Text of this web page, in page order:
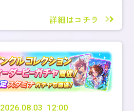
詳細はコチラ
2026.08.03 12:00